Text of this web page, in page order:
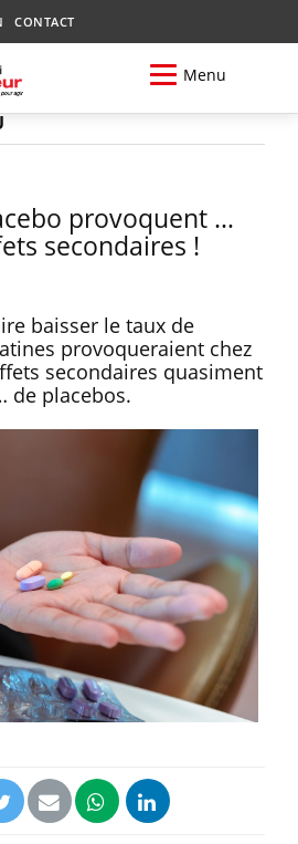
CONTACT
Menu
provoquent …
secondaires !
baisser le taux de
provoqueraient chez
secondaires quasiment
de placebos.